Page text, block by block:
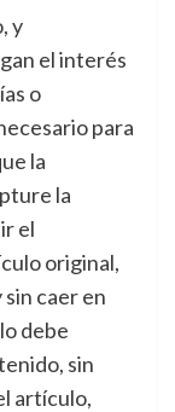
y
el interés
o
para
la
la
el
original,
caer en
debe
sin
artículo,